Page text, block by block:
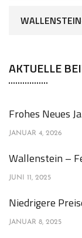
AKTUELLE
Frohes Neues
JANUAR 4, 2026
Wallenstein –
JUNI 11, 2025
Niedrigere
JANUAR 8, 2025